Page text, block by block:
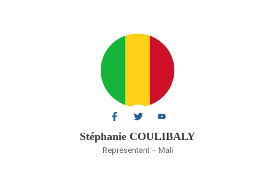
Stéphanie COULIBALY
Représentant – Mali